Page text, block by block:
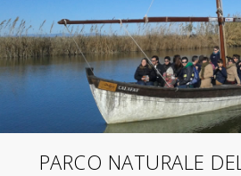
PARCO NATURALE